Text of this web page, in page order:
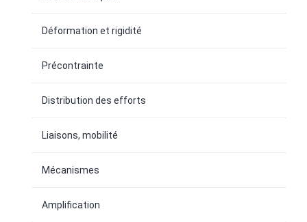
Déformation et rigidité
Précontrainte
Distribution des efforts
Liaisons, mobilité
Mécanismes
Amplification